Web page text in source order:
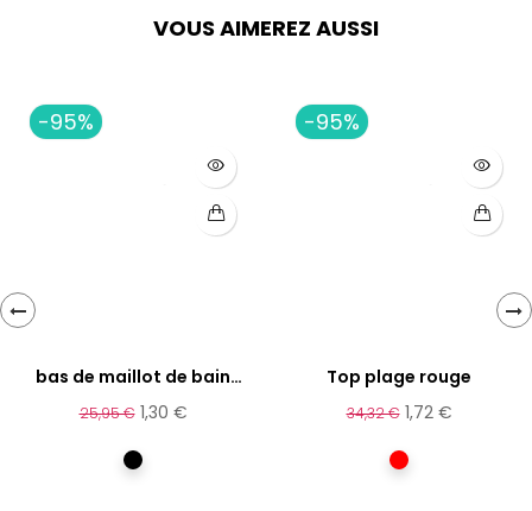
VOUS AIMEREZ AUSSI
-95%
bas de maillot de bain
noir
25,95 € 1,30 €
Noir
-95%
Top plage rouge
34,32 € 1,72 €
Rouge